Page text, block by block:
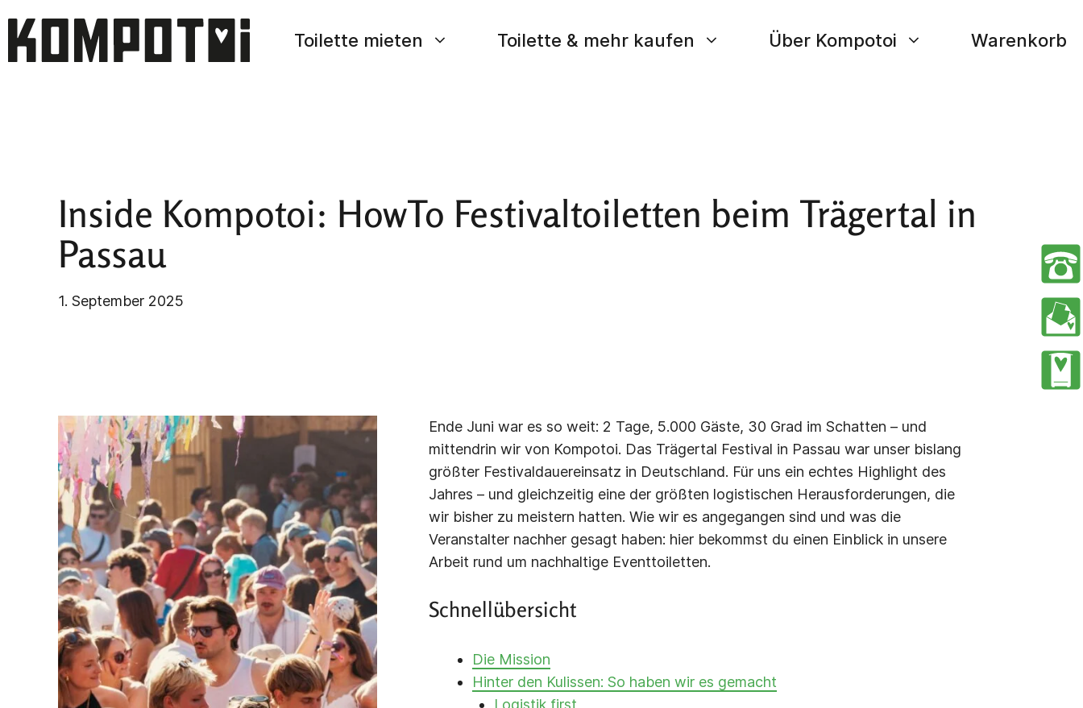
Inhalt
springen
Toilette mieten Toilette & mehr kaufen Über Kompotoi Warenkorb
Inside Kompotoi: HowTo Festivaltoiletten beim Trägertal in
Passau
1. September 2025
Ende Juni war es so weit: 2 Tage, 5.000 Gäste, 30 Grad im Schatten – und
mittendrin wir von Kompotoi. Das Trägertal Festival in Passau war unser bislang
größter Festivaldauereinsatz in Deutschland. Für uns ein echtes Highlight des
Jahres – und gleichzeitig eine der größten logistischen Herausforderungen, die
wir bisher zu meistern hatten. Wie wir es angegangen sind und was die
Veranstalter nachher gesagt haben: hier bekommst du einen Einblick in unsere
Arbeit rund um nachhaltige Eventtoiletten.
Schnellübersicht
Die Mission
Hinter den Kulissen: So haben wir es gemacht
Logistik first